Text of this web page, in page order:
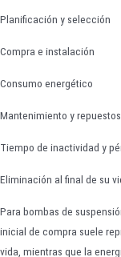
Planificación y selección
Compra e instalación
Consumo energético
Mantenimiento y repuestos
Tiempo de inactividad y
Eliminación al final de su
Para bombas de
inicial de compra suele
vida, mientras que la